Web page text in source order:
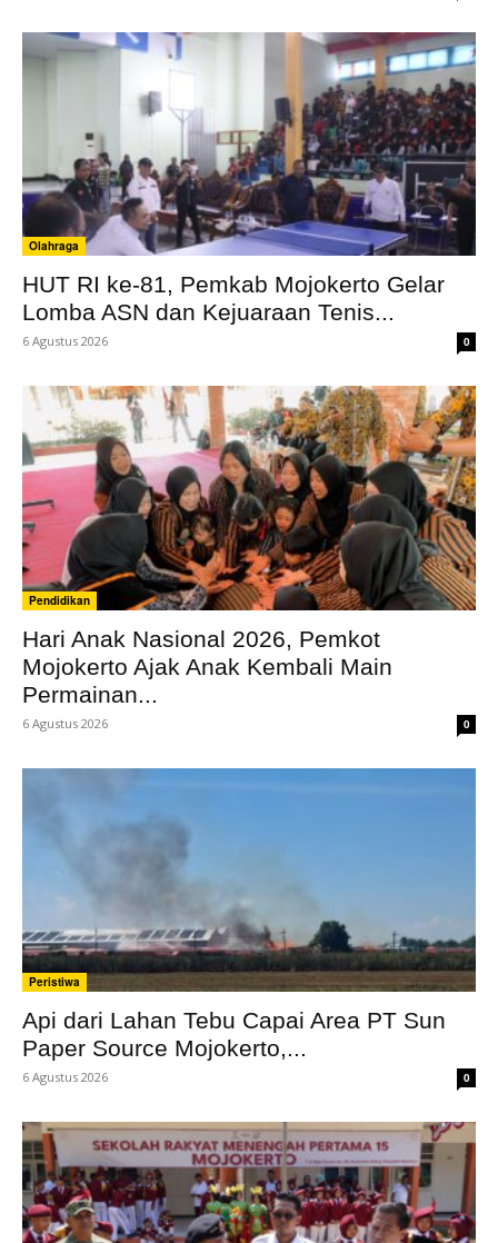
Olahraga
HUT RI ke-81, Pemkab Mojokerto Gelar
Lomba ASN dan Kejuaraan Tenis...
6 Agustus 2026 0
Pendidikan
Hari Anak Nasional 2026, Pemkot
Mojokerto Ajak Anak Kembali Main
Permainan...
6 Agustus 2026 0
Peristiwa
Api dari Lahan Tebu Capai Area PT Sun
Paper Source Mojokerto,...
6 Agustus 2026 0